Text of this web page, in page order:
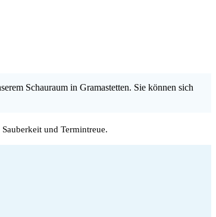
Schauraum in Gramastetten. Sie können sich
und Termintreue.